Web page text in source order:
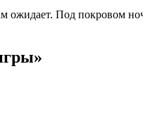
Под покровом